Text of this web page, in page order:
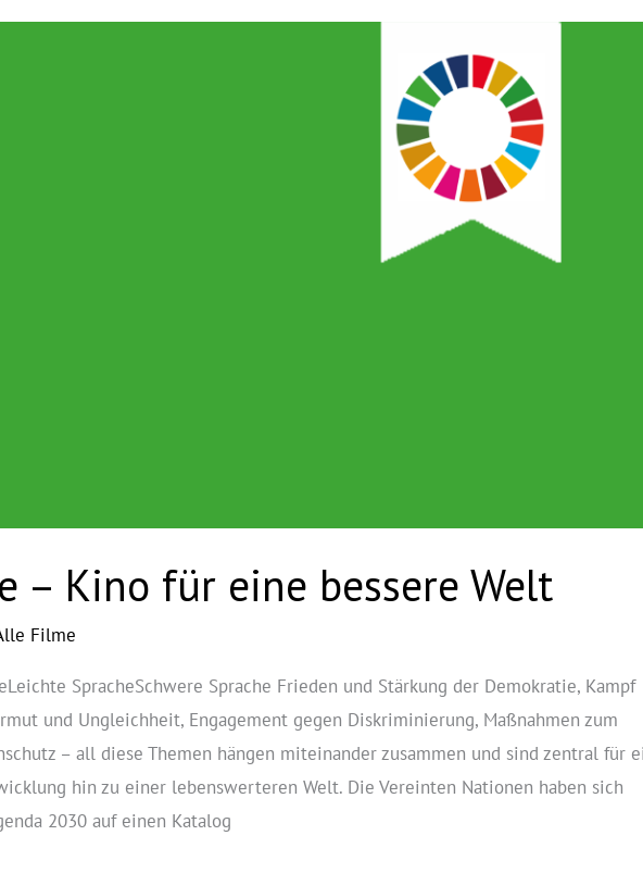
– Kino für eine bessere Welt
Filme
SpracheSchwere Sprache Frieden und Stärkung der Demokratie, Kampf
und Ungleichheit, Engagement gegen Diskriminierung, Maßnahmen zum
– all diese Themen hängen miteinander zusammen und sind zentral für
hin zu einer lebenswerteren Welt. Die Vereinten Nationen haben sich
2030 auf einen Katalog